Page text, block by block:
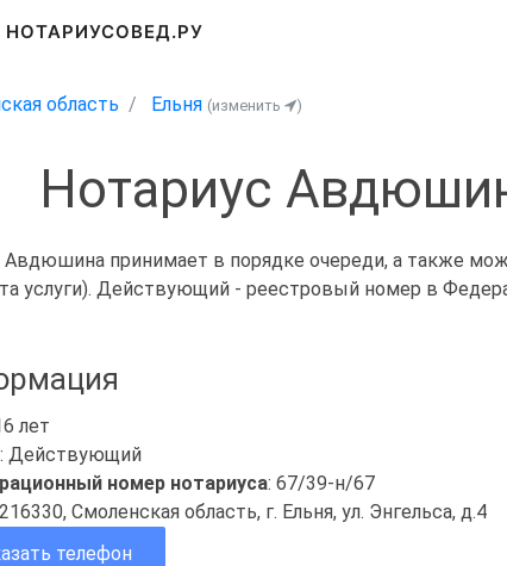
НОТАРИУСОВЕД.РУ
область Ельня (изменить )
Нотариус
Авдюшина принимает в порядке очереди, а также
услуги). Действующий - реестровый номер в
лет
: Действующий
номер нотариуса: 67/39-н/67
Смоленская область, г. Ельня, ул. Энгельса, д.4
телефон